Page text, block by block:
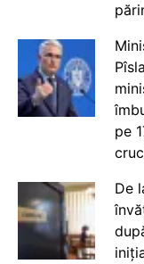
pe
De